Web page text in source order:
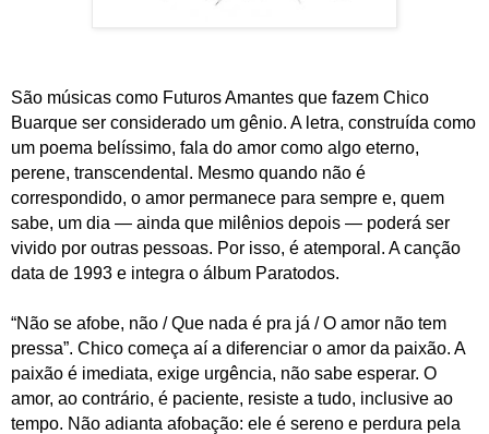
São músicas como Futuros Amantes que fazem Chico
Buarque ser considerado um gênio. A letra, construída como
um poema belíssimo, fala do amor como algo eterno,
perene, transcendental. Mesmo quando não é
correspondido, o amor permanece para sempre e, quem
sabe, um dia — ainda que milênios depois — poderá ser
vivido por outras pessoas. Por isso, é atemporal. A canção
data de 1993 e integra o álbum Paratodos.
“Não se afobe, não / Que nada é pra já / O amor não tem
pressa”. Chico começa aí a diferenciar o amor da paixão. A
paixão é imediata, exige urgência, não sabe esperar. O
amor, ao contrário, é paciente, resiste a tudo, inclusive ao
tempo. Não adianta afobação: ele é sereno e perdura pela